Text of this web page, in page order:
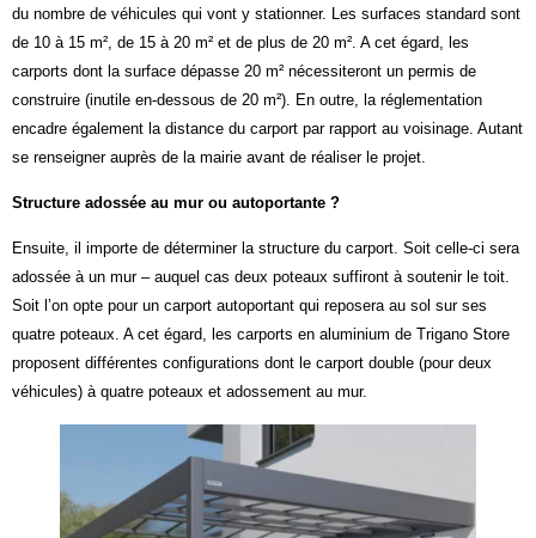
du nombre de véhicules qui vont y stationner. Les surfaces standard sont
de 10 à 15 m², de 15 à 20 m² et de plus de 20 m². A cet égard, les
carports dont la surface dépasse 20 m² nécessiteront un permis de
construire (inutile en-dessous de 20 m²). En outre, la réglementation
encadre également la distance du carport par rapport au voisinage. Autant
se renseigner auprès de la mairie avant de réaliser le projet.
Structure adossée au mur ou autoportante ?
Ensuite, il importe de déterminer la structure du carport. Soit celle-ci sera
adossée à un mur – auquel cas deux poteaux suffiront à soutenir le toit.
Soit l’on opte pour un carport autoportant qui reposera au sol sur ses
quatre poteaux. A cet égard, les carports en aluminium de Trigano Store
proposent différentes configurations dont le carport double (pour deux
véhicules) à quatre poteaux et adossement au mur.